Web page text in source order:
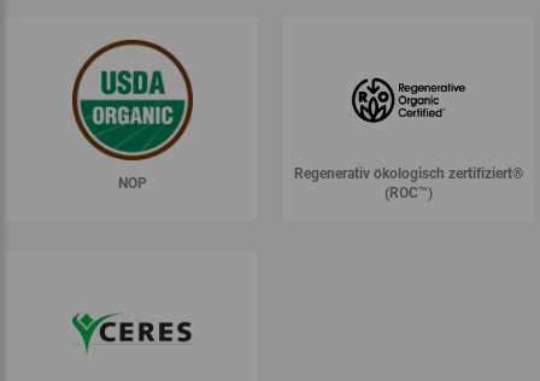
NOP
Regenerativ ökologisch zertifiziert®
(ROC™)